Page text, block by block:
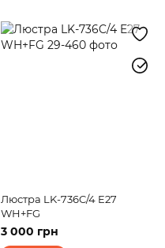
Люстра LK-736C/4 E27
WH+FG
3 000 грн